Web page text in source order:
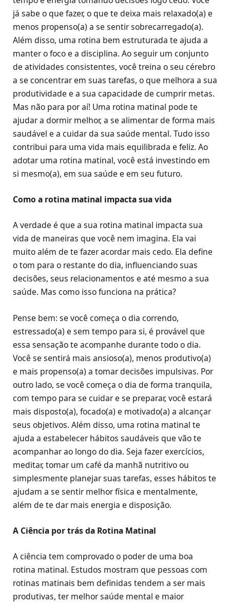
já sabe o que fazer, o que te deixa mais relaxado(a) e
menos propenso(a) a se sentir sobrecarregado(a).
Além disso, uma rotina bem estruturada te ajuda a
manter o foco e a disciplina. Ao seguir um conjunto
de atividades consistentes, você treina o seu cérebro
a se concentrar em suas tarefas, o que melhora a sua
produtividade e a sua capacidade de cumprir metas.
Mas não para por aí! Uma rotina matinal pode te
ajudar a dormir melhor, a se alimentar de forma mais
saudável e a cuidar da sua saúde mental. Tudo isso
contribui para uma vida mais equilibrada e feliz. Ao
adotar uma rotina matinal, você está investindo em
si mesmo(a), em sua saúde e em seu futuro.
Como a rotina matinal impacta sua vida
A verdade é que a sua rotina matinal impacta sua
vida de maneiras que você nem imagina. Ela vai
muito além de te fazer acordar mais cedo. Ela define
o tom para o restante do dia, influenciando suas
decisões, seus relacionamentos e até mesmo a sua
saúde. Mas como isso funciona na prática?
Pense bem: se você começa o dia correndo,
estressado(a) e sem tempo para si, é provável que
essa sensação te acompanhe durante todo o dia.
Você se sentirá mais ansioso(a), menos produtivo(a)
e mais propenso(a) a tomar decisões impulsivas. Por
outro lado, se você começa o dia de forma tranquila,
com tempo para se cuidar e se preparar, você estará
mais disposto(a), focado(a) e motivado(a) a alcançar
seus objetivos. Além disso, uma rotina matinal te
ajuda a estabelecer hábitos saudáveis que vão te
acompanhar ao longo do dia. Seja fazer exercícios,
meditar, tomar um café da manhã nutritivo ou
simplesmente planejar suas tarefas, esses hábitos te
ajudam a se sentir melhor física e mentalmente,
além de te dar mais energia e disposição.
A Ciência por trás da Rotina Matinal
A ciência tem comprovado o poder de uma boa
rotina matinal. Estudos mostram que pessoas com
rotinas matinais bem definidas tendem a ser mais
produtivas, ter melhor saúde mental e maior